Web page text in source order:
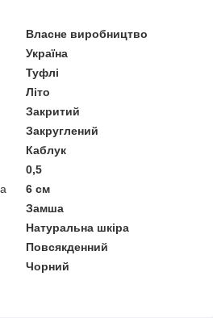
Власне виробництво
Україна
Туфлі
Літо
Закритий
Закруглений
Каблук
0,5
6 см
Замша
Натуральна шкіра
Повсякденний
Чорний